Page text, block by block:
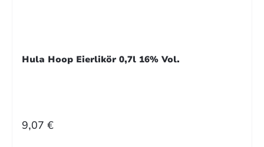
Hula Hoop Eierlikör 0,7l 16% Vol.
REGULÄRER PREIS:
9,07 €